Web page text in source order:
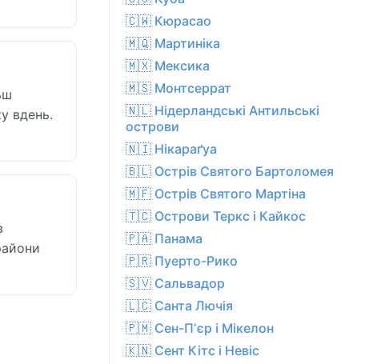
вдень.
🇨🇼 Кюрасао
🇲🇶 Мартиніка
🇲🇽 Мексика
🇲🇸 Монтсеррат
🇳🇱 Нідерландські Антильські
острови
🇳🇮 Нікараґуа
🇧🇱 Острів Святого Бартоломея
🇲🇫 Острів Святого Мартіна
🇹🇨 Острови Теркс і Кайкос
🇵🇦 Панама
🇵🇷 Пуерто-Рико
🇸🇻 Сальвадор
🇱🇨 Санта Лючія
🇵🇲 Сен-Пʼєр і Мікелон
🇰🇳 Сент Кітс і Невіс